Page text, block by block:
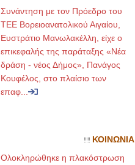
Συνάντηση με τον Πρόεδρο του
ΤΕΕ Βορειοανατολικού Αιγαίου,
Ευστράτιο Μανωλακέλλη, είχε ο
επικεφαλής της παράταξης «Νέα
δράση - νέος Δήμος», Πανάγος
Κουφέλος, στο πλαίσιο των
επαφ...
ΚΟΙΝΩΝΙΑ
Ολοκληρώθηκε η πλακόστρωση